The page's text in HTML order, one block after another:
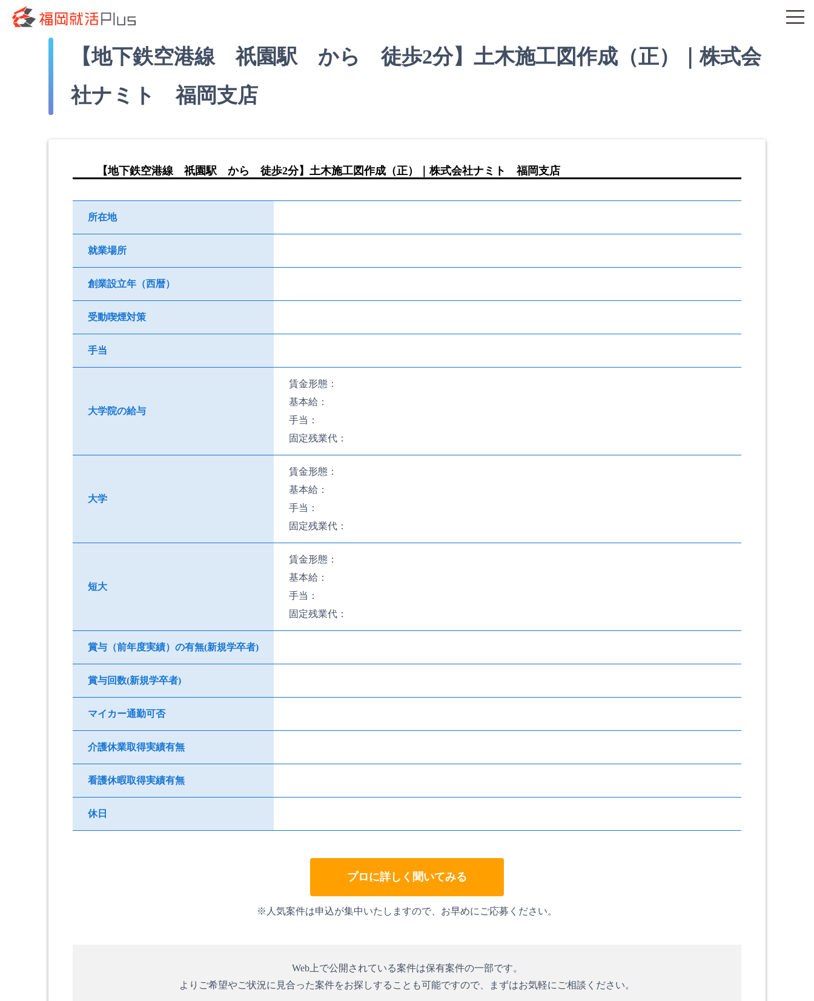
【地下鉄空港線 祇園駅 から 徒歩2分】土木施工図作成（正）｜株式会
社ナミト 福岡支店
【地下鉄空港線 祇園駅 から 徒歩2分】土木施工図作成（正）｜株式会社ナミト 福岡支店
所在地
就業場所
創業設立年（西暦）
受動喫煙対策
手当
大学院の給与
賃金形態：
基本給：
手当：
固定残業代：
大学
賃金形態：
基本給：
手当：
固定残業代：
短大
賃金形態：
基本給：
手当：
固定残業代：
賞与（前年度実績）の有無(新規学卒者)
賞与回数(新規学卒者)
マイカー通勤可否
介護休業取得実績有無
看護休暇取得実績有無
休日
プロに詳しく聞いてみる
※人気案件は申込が集中いたしますので、お早めにご応募ください。
Web上で公開されている案件は保有案件の一部です。
よりご希望やご状況に見合った案件をお探しすることも可能ですので、まずはお気軽にご相談ください。